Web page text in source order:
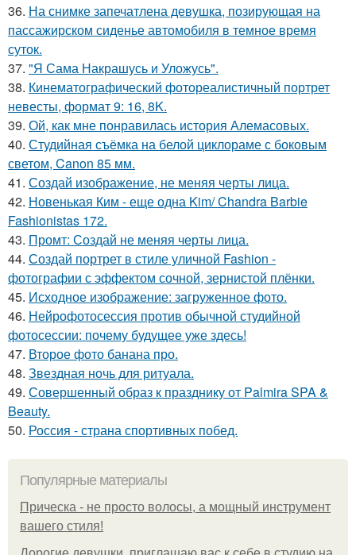
36. На снимке запечатлена девушка, позирующая на
пассажирском сиденье автомобиля в темное время
суток.
37. "Я Сама Накрашусь и Уложусь".
38. Кинематографический фотореалистичный портрет
невесты, формат 9: 16, 8K.
39. Ой, как мне понравилась история Алемасовых.
40. Студийная съёмка на белой циклораме с боковым
светом, Canon 85 мм.
41. Создай изображение, не меняя черты лица.
42. Новенькая Ким - еще одна Kim/ Chandra Barbie
Fashionistas 172.
43. Промт: Создай не меняя черты лица.
44. Создай портрет в стиле уличной Fashion -
фотографии с эффектом сочной, зернистой плёнки.
45. Исходное изображение: загруженное фото.
46. Нейрофотосессия против обычной студийной
фотосессии: почему будущее уже здесь!
47. Второе фото банана про.
48. Звездная ночь для ритуала.
49. Совершенный образ к празднику от Palmira SPA &
Beauty.
50. Россия - страна спортивных побед.
Популярные материалы
Прическа - не просто волосы, а мощный инструмент
вашего стиля!